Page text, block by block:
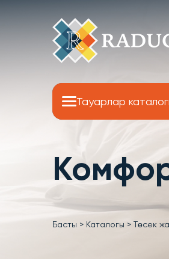
Тауарлар
Басты > Каталогы > Төсек